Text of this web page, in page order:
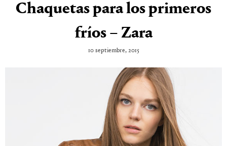
Chaquetas para los primeros
fríos – Zara
10 septiembre, 2015